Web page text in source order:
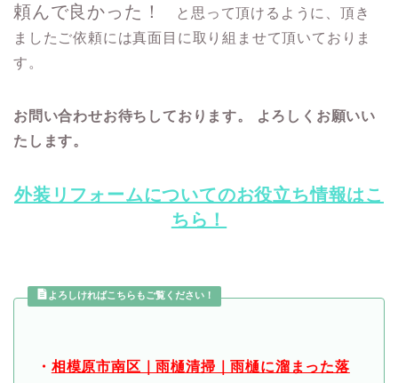
頼んで良かった！
と思って頂けるように、頂き
ましたご依頼には真面目に取り組ませて頂いておりま
す。
お問い合わせお待ちしております。 よろしくお願いい
たします。
外装リフォームについてのお役立ち情報はこ
ちら！
よろしければこちらもご覧ください！
・ 相模原市南区｜雨樋清掃｜雨樋に溜まった落